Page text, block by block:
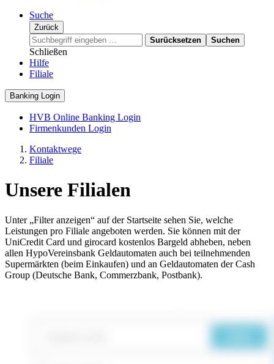
Suche
Zurück
Surücksetzen
Suchen
Schließen
Hilfe
Filiale
Banking Login
HVB Online Banking Login
Firmenkunden Login
Kontaktwege
Filiale
Unsere Filialen
Unter „Filter anzeigen“ auf der Startseite sehen Sie, welche
Leistungen pro Filiale angeboten werden. Sie können mit der
UniCredit Card und girocard kostenlos Bargeld abheben, neben
allen HypoVereinsbank Geldautomaten auch bei teilnehmenden
Supermärkten (beim Einkaufen) und an Geldautomaten der Cash
Group (Deutsche Bank, Commerzbank, Postbank).